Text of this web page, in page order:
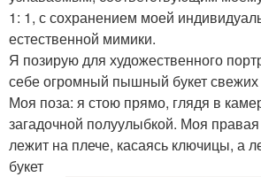
1: 1, с сохранением моей
естественной мимики.
Я позирую для художественного
себе огромный пышный букет
Моя поза: я стою прямо, глядя в
загадочной полуулыбкой. Моя
лежит на плече, касаясь ключицы, а
букет